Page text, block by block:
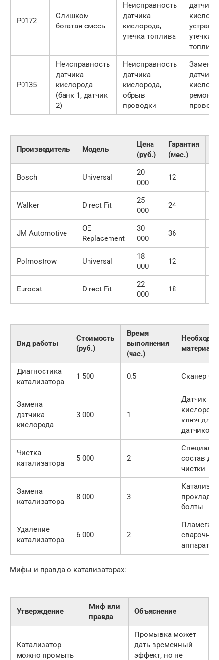
P0172
Слишком
богатая смесь
Неисправность
датчика
кислорода,
утечка топлива
датчика
утечки
топлива
P0135
Неисправность
датчика
кислорода
(банк 1, датчик
2)
Неисправность
датчика
кислорода,
обрыв
проводки
Замена
датчика
ремонт
Производитель Модель
Цена
(руб.)
Гарантия
(мес.)
Bosch Universal
20
000
12
Walker Direct Fit
25
000
24
JM Automotive
OE
Replacement
30
000
36
Polmostrow Universal
18
000
12
Eurocat Direct Fit
22
000
18
Вид работы
Стоимость
(руб.)
Время
выполнения
(час.)
Диагностика
катализатора
1 500 0.5 Сканер
Замена
датчика
кислорода
3 000 1
Датчик
ключ для
датчиков
Чистка
катализатора
5 000 2
состав
чистки
Замена
катализатора
8 000 3
болты
Удаление
катализатора
6 000 2
аппарат
Мифы и правда о катализаторах:
Утверждение
Миф или
правда
Объяснение
Катализатор
можно промыть
Промывка может
дать временный
эффект, но не